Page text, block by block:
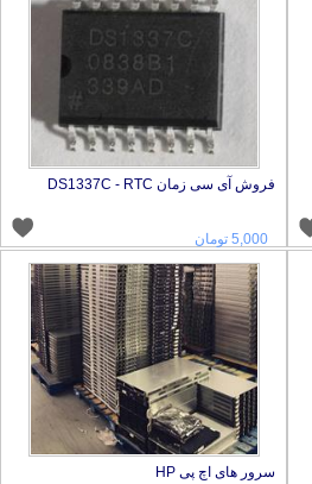
فروش آی سی زمان DS1337C - RTC
5,000 تومان
سرور های اچ پی HP